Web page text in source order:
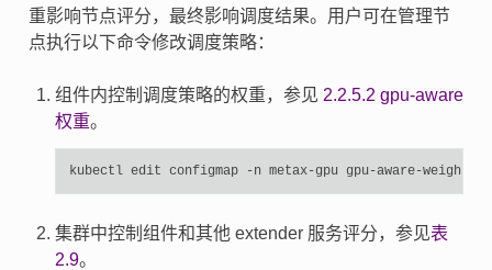
重影响节点评分，最终影响调度结果。用户可在管理节
点执行以下命令修改调度策略：
组件内控制调度策略的权重，参见 2.2.5.2 gpu-aware
权重。
kubectl edit configmap -n metax-gpu
集群中控制组件和其他 extender 服务评分，参见表
2.9。